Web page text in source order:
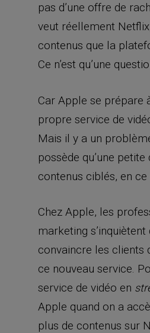
pas d’une offre de
veut réellement
contenus que la
Ce n’est qu’une
Car Apple se prépare
propre service de
Mais il y a un
possède qu’une petite
contenus ciblés, en ce
Chez Apple, les
marketing s’inquiètent
convaincre les clients
ce nouveau service.
service de vidéo en
Apple quand on a
plus de contenus sur